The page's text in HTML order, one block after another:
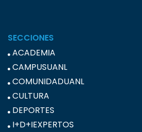
SECCIONES
ACADEMIA
CAMPUSUANL
COMUNIDADUANL
CULTURA
DEPORTES
I+D+IEXPERTOS